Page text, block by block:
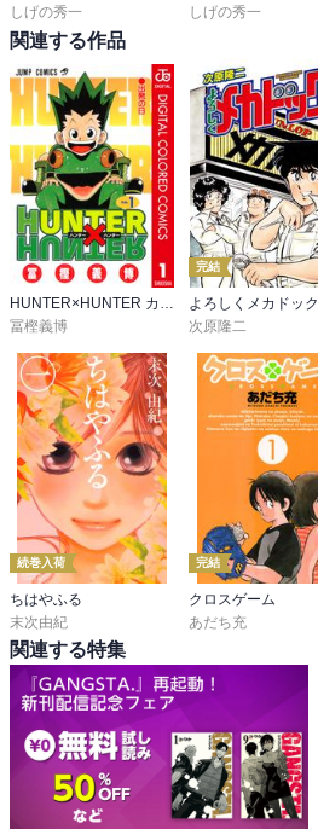
しげの秀一
しげの秀一
関連する作品
HUNTER×HUNTER カラー版
冨樫義博
完結
よろしくメカドック
次原隆二
続巻入荷
ちはやふる
末次由紀
完結
クロスゲーム
あだち充
関連する特集